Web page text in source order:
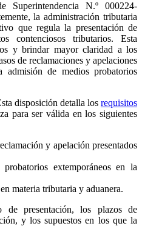
N.º 000224-
la administración tributaria
que regula la presentación de
contenciosos tributarios. Esta
y brindar mayor claridad a los
de reclamaciones y apelaciones
admisión de medios probatorios
disposición detalla los requisitos
para ser válida en los siguientes
y apelación presentados
extemporáneos en la
materia tributaria y aduanera.
de presentación, los plazos de
y los supuestos en los que la